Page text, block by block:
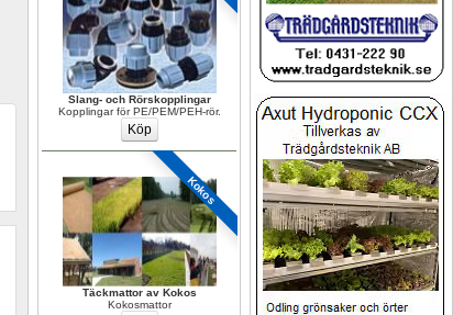
Slang- och Rörskopplingar
Kopplingar för PE/PEM/PEH-rör.
Kokos
Täckmattor av Kokos
Kokosmattor